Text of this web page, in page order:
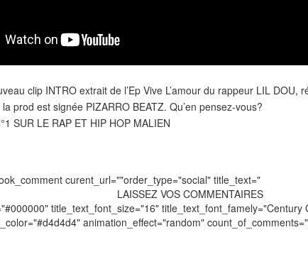
clip INTRO extrait de l’Ep Vive L’amour du rappeur LIL DOU,
prod est signée PIZARRO BEATZ. Qu’en pensez-vous?
SUR LE RAP ET HIP HOP MALIEN
curent_url=""order_type="social" title_text="
LAISSEZ VOS COMMENTAIRES
title_text_font_size="16" title_text_font_famely="Century
animation_effect="random"